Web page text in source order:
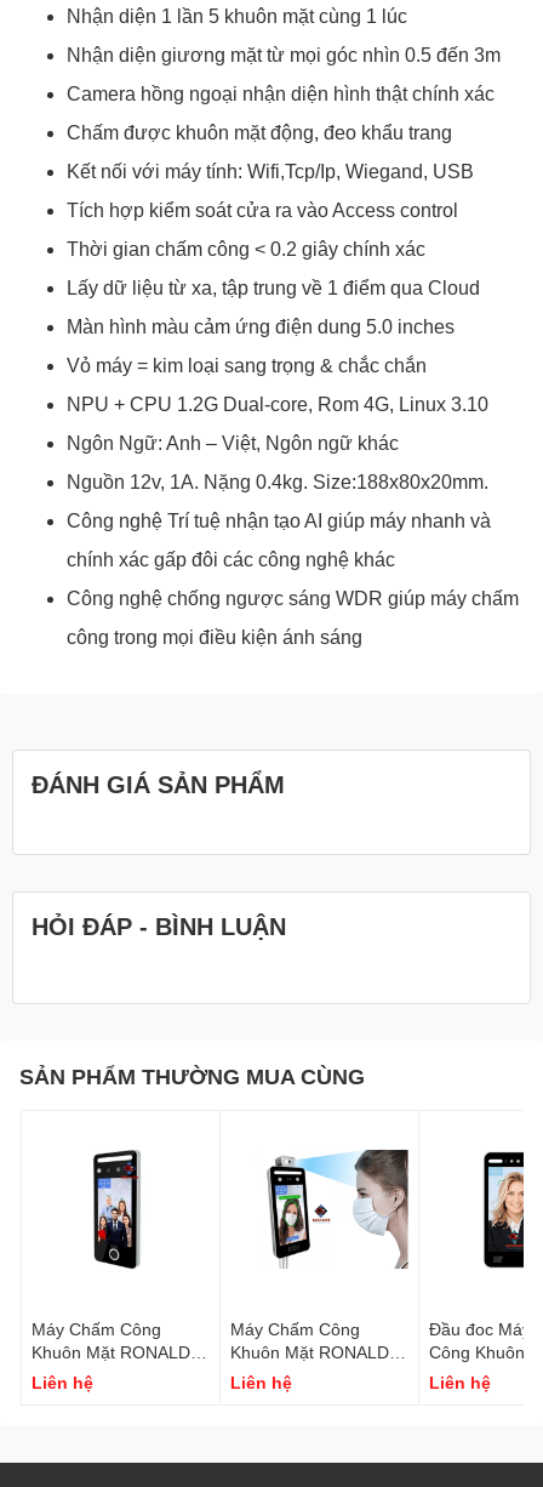
Nhận diện 1 lần 5 khuôn mặt cùng 1 lúc
Nhận diện giương mặt từ mọi góc nhìn 0.5 đến 3m
Camera hồng ngoại nhận diện hình thật chính xác
Chấm được khuôn mặt động, đeo khẩu trang
Kết nối với máy tính: Wifi,Tcp/Ip, Wiegand, USB
Tích hợp kiểm soát cửa ra vào Access control
Thời gian chấm công < 0.2 giây chính xác
Lấy dữ liệu từ xa, tập trung về 1 điểm qua Cloud
Màn hình màu cảm ứng điện dung 5.0 inches
Vỏ máy = kim loại sang trọng & chắc chắn
NPU + CPU 1.2G Dual-core, Rom 4G, Linux 3.10
Ngôn Ngữ: Anh – Việt, Ngôn ngữ khác
Nguồn 12v, 1A. Nặng 0.4kg. Size:188x80x20mm.
Công nghệ Trí tuệ nhận tạo AI giúp máy nhanh và
chính xác gấp đôi các công nghệ khác
Công nghệ chống ngược sáng WDR giúp máy chấm
công trong mọi điều kiện ánh sáng
ĐÁNH GIÁ SẢN PHẨM
HỎI ĐÁP - BÌNH LUẬN
SẢN PHẨM THƯỜNG MUA CÙNG
Máy Chấm Công
Khuôn Mặt RONALD
JACK AI07F
Liên hệ
Máy Chấm Công
Khuôn Mặt RONALD
JACK AI-08T ( Đo
Thân Nhiệt )
Liên hệ
Đầu đoc Máy
Công Khuôn
Liên hệ